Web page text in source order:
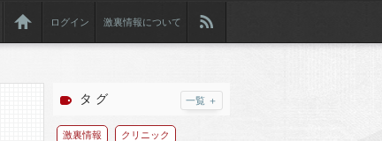
ログイン 激裏情報について
タ グ 一覧 ＋
激裏情報 クリニック